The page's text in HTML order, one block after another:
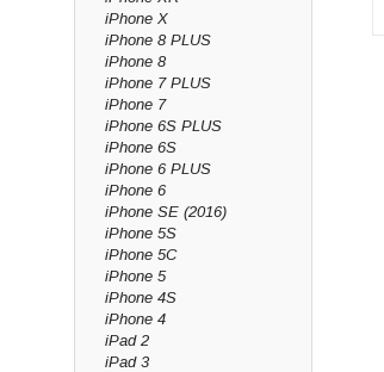
iPhone X
iPhone 8 PLUS
iPhone 8
iPhone 7 PLUS
iPhone 7
iPhone 6S PLUS
iPhone 6S
iPhone 6 PLUS
iPhone 6
iPhone SE (2016)
iPhone 5S
iPhone 5C
iPhone 5
iPhone 4S
iPhone 4
iPad 2
iPad 3